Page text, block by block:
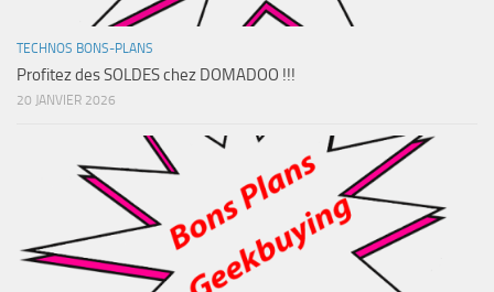
TECHNOS BONS-PLANS
Profitez des SOLDES chez DOMADOO !!!
20 JANVIER 2026